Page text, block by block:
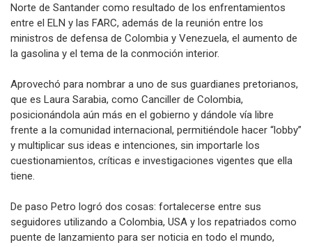
Norte de Santander como resultado de los enfrentamientos
entre el ELN y las FARC, además de la reunión entre los
ministros de defensa de Colombia y Venezuela, el aumento de
la gasolina y el tema de la conmoción interior.
Aprovechó para nombrar a uno de sus guardianes pretorianos,
que es Laura Sarabia, como Canciller de Colombia,
posicionándola aún más en el gobierno y dándole vía libre
frente a la comunidad internacional, permitiéndole hacer “lobby”
y multiplicar sus ideas e intenciones, sin importarle los
cuestionamientos, críticas e investigaciones vigentes que ella
tiene.
De paso Petro logró dos cosas: fortalecerse entre sus
seguidores utilizando a Colombia, USA y los repatriados como
puente de lanzamiento para ser noticia en todo el mundo,